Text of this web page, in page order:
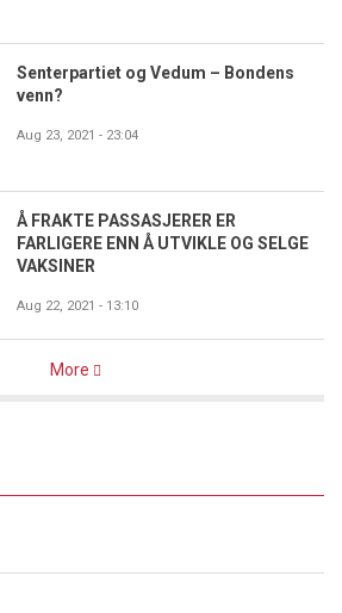
Senterpartiet og Vedum – Bondens
venn?
Aug 23, 2021 - 23:04
Å FRAKTE PASSASJERER ER
FARLIGERE ENN Å UTVIKLE OG SELGE
VAKSINER
Aug 22, 2021 - 13:10
More